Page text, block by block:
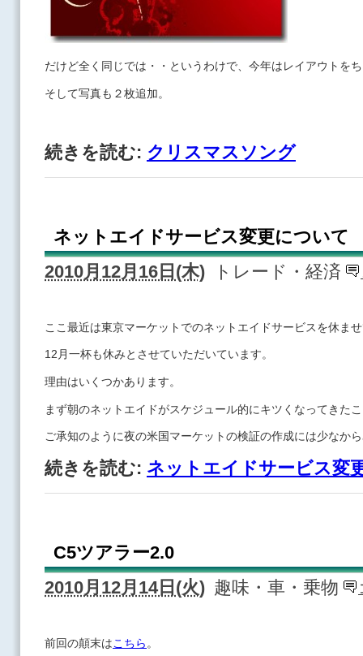
だけど全く同じでは・・というわけで、今年はレイアウトを
そして写真も２枚追加。
続きを読む: クリスマスソング
ネットエイドサービス変更について
2010月12月16日(木)
トレード・経済
ここ最近は東京マーケットでのネットエイドサービスを休ま
12月一杯も休みとさせていただいています。
理由はいくつかあります。
まず朝のネットエイドがスケジュール的にキツくなってきた
ご承知のように夜の米国マーケットの検証の作成には少なか
続きを読む: ネットエイドサービス変
C5ツアラー2.0
2010月12月14日(火) 趣味・車・乗物
前回の顛末は こちら 。